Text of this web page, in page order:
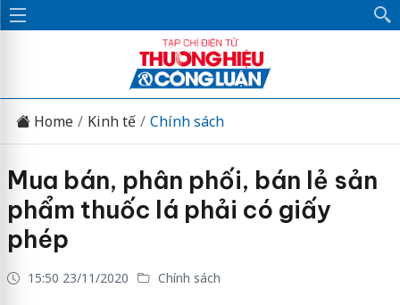
Home Kinh tế Chính sách
Mua bán, phân phối, bán lẻ sản
phẩm thuốc lá phải có giấy
phép
15:50 23/11/2020 Chính sách